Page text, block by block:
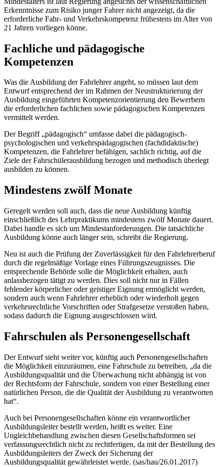
Erkenntnisse zum Risiko junger Fahrer nicht angezeigt, da die
erforderliche Fahr- und Verkehrskompetenz frühestens im Alter von
21 Jahren vorliegen könne.
Fachliche und pädagogische
Kompetenzen
Was die Ausbildung der Fahrlehrer angeht, so müssen laut dem
Entwurf entsprechend der im Rahmen der Neustrukturierung der
Ausbildung eingeführten Kompetenzorientierung den Bewerbern
die erforderlichen fachlichen sowie pädagogischen Kompetenzen
vermittelt werden.
Der Begriff „pädagogisch“ umfasse dabei die pädagogisch-
psychologischen und verkehrspädagogischen (fachdidaktische)
Kompetenzen, die Fahrlehrer befähigen, sachlich richtig, auf die
Ziele der Fahrschülerausbildung bezogen und methodisch überlegt
ausbilden zu können.
Mindestens zwölf Monate
Geregelt werden soll auch, dass die neue Ausbildung künftig
einschließlich des Lehrpraktikums mindestens zwölf Monate dauert.
Dabei handle es sich um Mindestanforderungen. Die tatsächliche
Ausbildung könne auch länger sein, schreibt die Regierung.
Neu ist auch die Prüfung der Zuverlässigkeit für den Fahrlehrerberuf
durch die regelmäßige Vorlage eines Führungszeugnisses. Die
entsprechende Behörde solle die Möglichkeit erhalten, auch
anlassbezogen tätigt zu werden. Dies soll nicht nur in Fällen
fehlender körperlicher oder geistiger Eignung ermöglicht werden,
sondern auch wenn Fahrlehrer erheblich oder wiederholt gegen
verkehrsrechtliche Vorschriften oder Strafgesetze verstoßen haben,
sodass dadurch die Eignung ausgeschlossen wird.
Fahrschulen als Personengesellschaft
Der Entwurf sieht weiter vor, künftig auch Personengesellschaften
die Möglichkeit einzuräumen, eine Fahrschule zu betreiben, „da die
Ausbildungsqualität und die Überwachung nicht abhängig ist von
der Rechtsform der Fahrschule, sondern von einer Bestellung einer
natürlichen Person, die die Qualität der Ausbildung zu verantworten
hat“.
Auch bei Personengesellschaften könne ein verantwortlicher
Ausbildungsleiter bestellt werden, heißt es weiter. Eine
Ungleichbehandlung zwischen diesen Gesellschaftsformen sei
verfassungsrechtlich nicht zu rechtfertigen, da mit der Bestellung des
Ausbildungsleiters der Zweck der Sicherung der
Ausbildungsqualität gewährleistet werde. (sas/hau/26.01.2017)